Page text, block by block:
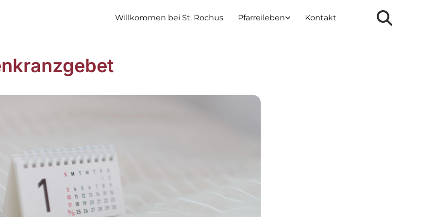
Willkommen bei St. Rochus Pfarreileben Kontakt